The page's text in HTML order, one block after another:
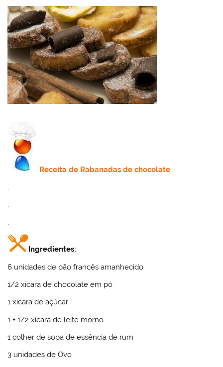
Receitade Rabanadas de chocolate
.
.
.
Ingredientes:
6 unidades de pão francês amanhecido
1/2 xícara de chocolate em pó
1 xícara de açúcar
1 + 1/2 xícara de leite morno
1 colher de sopa de essência de rum
3 unidades de Ovo